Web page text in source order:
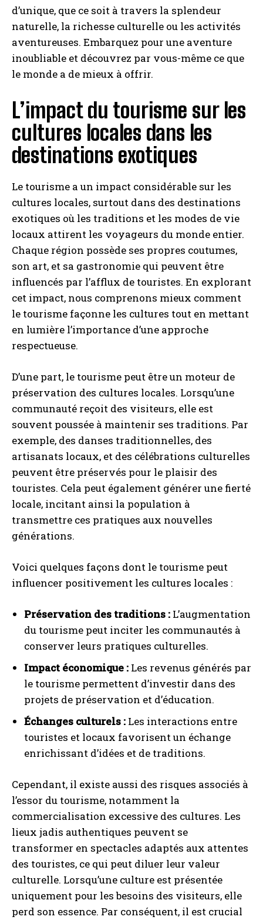
d’unique, que ce soit à travers la splendeur
naturelle, la richesse culturelle ou les activités
aventureuses. Embarquez pour une aventure
inoubliable et découvrez par vous-même ce que
le monde a de mieux à offrir.
L’impact du tourisme sur les
cultures locales dans les
destinations exotiques
Le tourisme a un impact considérable sur les
cultures locales, surtout dans des destinations
exotiques où les traditions et les modes de vie
locaux attirent les voyageurs du monde entier.
Chaque région possède ses propres coutumes,
son art, et sa gastronomie qui peuvent être
influencés par l’afflux de touristes. En explorant
cet impact, nous comprenons mieux comment
le tourisme façonne les cultures tout en mettant
en lumière l’importance d’une approche
respectueuse.
D’une part, le tourisme peut être un moteur de
préservation des cultures locales. Lorsqu’une
communauté reçoit des visiteurs, elle est
souvent poussée à maintenir ses traditions. Par
exemple, des danses traditionnelles, des
artisanats locaux, et des célébrations culturelles
peuvent être préservés pour le plaisir des
touristes. Cela peut également générer une fierté
locale, incitant ainsi la population à
transmettre ces pratiques aux nouvelles
générations.
Voici quelques façons dont le tourisme peut
influencer positivement les cultures locales :
Préservation des traditions : L’augmentation
du tourisme peut inciter les communautés à
conserver leurs pratiques culturelles.
Impact économique : Les revenus générés par
le tourisme permettent d’investir dans des
projets de préservation et d’éducation.
Échanges culturels : Les interactions entre
touristes et locaux favorisent un échange
enrichissant d’idées et de traditions.
Cependant, il existe aussi des risques associés à
l’essor du tourisme, notamment la
commercialisation excessive des cultures. Les
lieux jadis authentiques peuvent se
transformer en spectacles adaptés aux attentes
des touristes, ce qui peut diluer leur valeur
culturelle. Lorsqu’une culture est présentée
uniquement pour les besoins des visiteurs, elle
perd son essence. Par conséquent, il est crucial